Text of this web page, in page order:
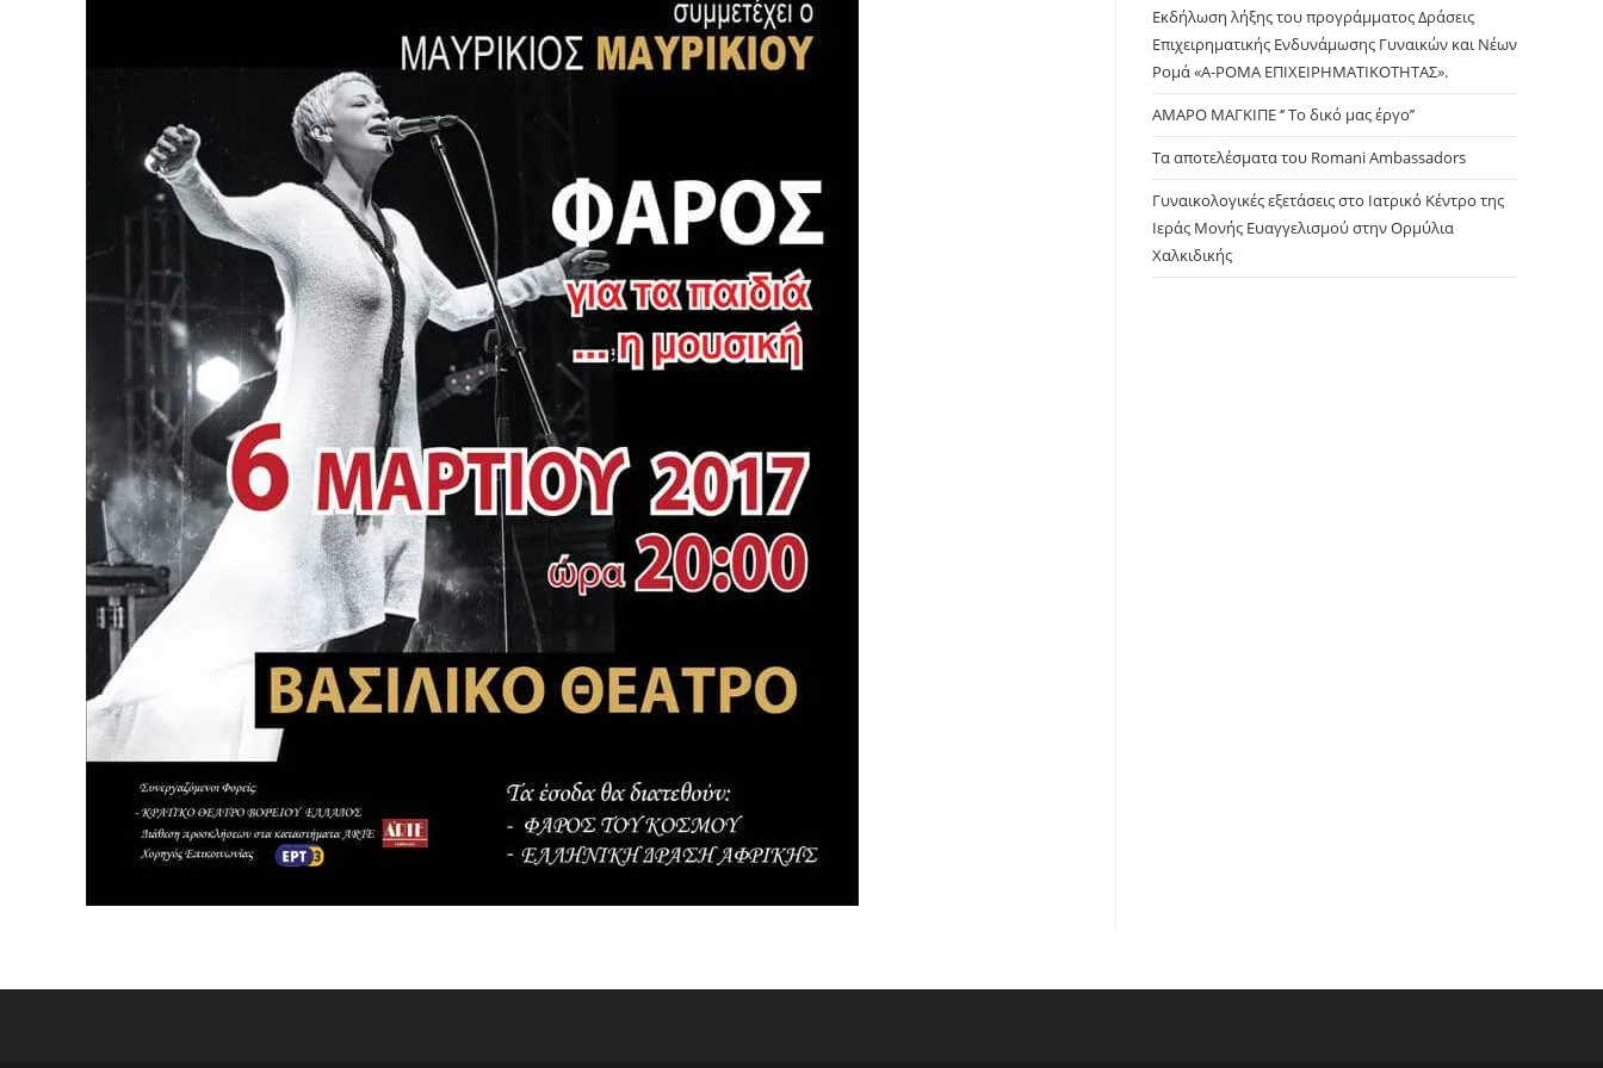
Εκδήλωση λήξης του προγράμματος Δράσεις
Επιχειρηματικής Ενδυνάμωσης Γυναικών και Νέων
Ρομά «Α-ΡΟΜΑ ΕΠΙΧΕΙΡΗΜΑΤΙΚΟΤΗΤΑΣ».
ΑΜΑΡΟ ΜΑΓΚΙΠΕ ‘’ Το δικό μας έργο’’
Τα αποτελέσματα του Romani Ambassadors
Γυναικολογικές εξετάσεις στο Ιατρικό Κέντρο της
Ιεράς Μονής Ευαγγελισμού στην Ορμύλια
Χαλκιδικής